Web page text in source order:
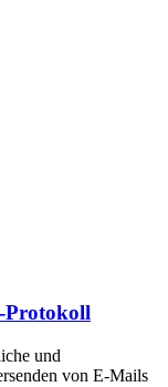
Protokoll
und
von E-Mails